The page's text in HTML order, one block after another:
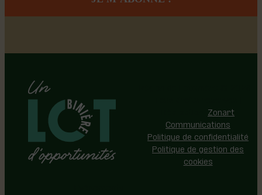
Zonart
Communications
Politique de confidentialité
Politique de gestion des
cookies